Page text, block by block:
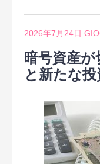
2026年7月24日
暗号資産
と新たな